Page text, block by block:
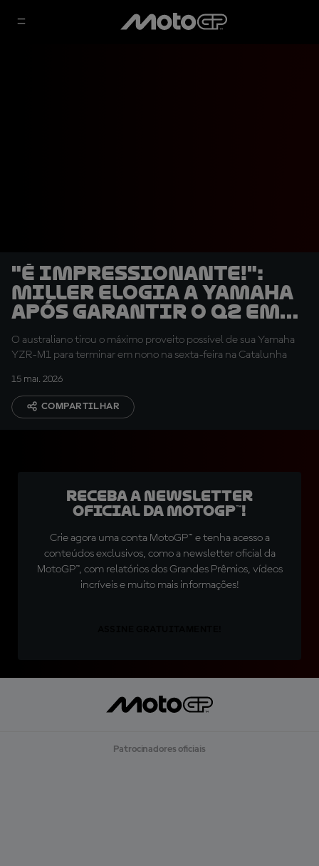
"É impressionante!":
Miller elogia a Yamaha
após garantir o Q2 em
Barcelona
O australiano tirou o máximo proveito possível de sua Yamaha
YZR-M1 para terminar em nono na sexta-feira na Catalunha
15 mai. 2026
COMPARTILHAR
Receba a newsletter
oficial da MotoGP™!
Crie agora uma conta MotoGP™ e tenha acesso a
conteúdos exclusivos, como a newsletter oficial da
MotoGP™, com relatórios dos Grandes Prêmios, vídeos
incríveis e muito mais informações!
Patrocinadores oficiais